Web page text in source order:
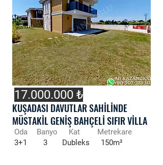
17.000.000₺
KUŞADASI DAVUTLAR SAHİLİNDE
MÜSTAKİL GENİŞ BAHÇELİ SIFIR VİLLA
Oda
3+1
Banyo
3
Kat
Dubleks
Metrekare
150m²